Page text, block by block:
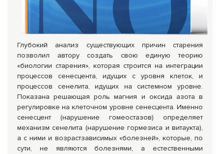
Глубокий анализ существующих причин старения
позволил автору создать свою единую теорию
«биологии старения», которая строится на интеграции
процессов сенесцента, идущих с уровня клеток, и
процессов сенелита, идущих на системном уровне.
Показана решающая роль магния и оксида азота в
регулировке на клеточном уровне сенесцента. Именно
сенесцент (нарушение гомеостазов) определяет
механизм сенелита (нарушение гормезиса и витаукта),
а с ними и возрастзависимых «болезней», которые, по
сути, не являются болезнями, а естественными